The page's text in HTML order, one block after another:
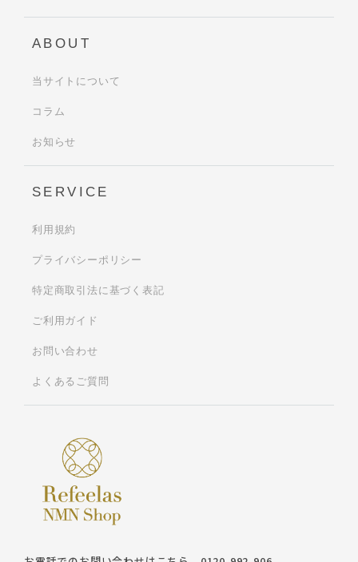
ABOUT
当サイトについて
コラム
お知らせ
SERVICE
利用規約
プライバシーポリシー
特定商取引法に基づく表記
ご利用ガイド
お問い合わせ
よくあるご質問